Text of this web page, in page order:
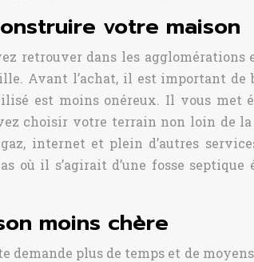
votre maison
retrouver dans les
Avant l’achat, il est important
est moins onéreux. Il vous met
choisir votre terrain non loin de
internet et plein d’autres
où il s’agirait d’une fosse
moins chère
demande plus de temps et de